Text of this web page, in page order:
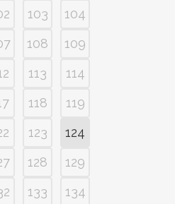
103
104
108
109
113
114
118
119
123
124
128
129
133
134